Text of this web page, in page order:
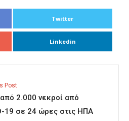
Twitter
Linkedin
Post
2.000 νεκροί από
19 σε 24 ώρες στις ΗΠΑ